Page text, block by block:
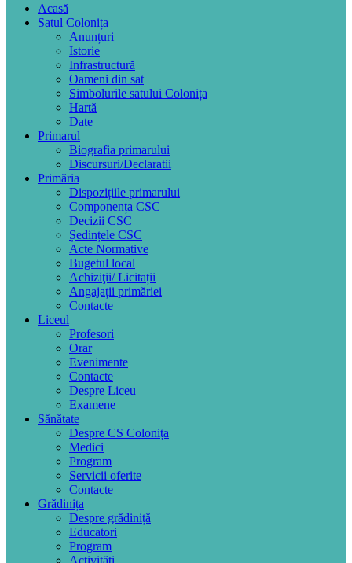
Acasă
Satul Colonița
Anunțuri
Istorie
Infrastructură
Oameni din sat
Simbolurile satului Colonița
Hartă
Date
Primarul
Biografia primarului
Discursuri/Declaratii
Primăria
Dispozițiile primarului
Componența CSC
Decizii CSC
Ședințele CSC
Acte Normative
Bugetul local
Achiziţii/ Licitații
Angajații primăriei
Contacte
Liceul
Profesori
Orar
Evenimente
Contacte
Despre Liceu
Examene
Sănătate
Despre CS Colonița
Medici
Program
Servicii oferite
Contacte
Grădinița
Despre grădiniță
Educatori
Program
Activități